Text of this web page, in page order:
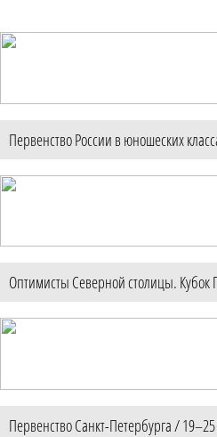
Первенство России в юношеских
Оптимисты Северной столицы. Кубок
Первенство Санкт-Петербурга / 19–25